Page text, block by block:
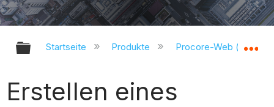
Globale Hierarchie auf- und
Startseite Produkte Procore-Web
Erstellen eines